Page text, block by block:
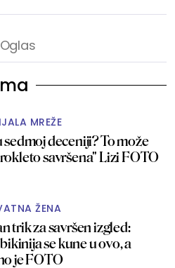
MREŽE
sedmoj deceniji? To može
savršena" Lizi FOTO
ŽENA
trik za savršen izgled:
se kune u ovo, a
je FOTO